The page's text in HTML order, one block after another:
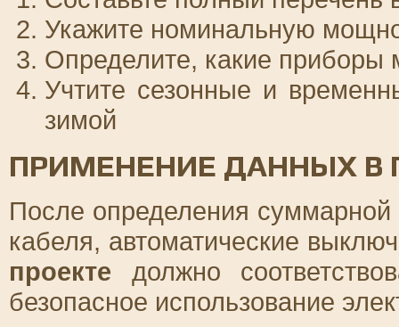
Укажите номинальную
Определите, какие приборы
Учтите сезонные и
зимой
ПРИМЕНЕНИЕ ДАННЫХ В
После определения
кабеля, автоматические
проекте должно
безопасное использование